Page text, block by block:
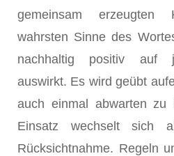
gemeinsam
wahrsten Sinne des
nachhaltig positiv auf
auswirkt. Es wird geübt
auch einmal abwarten zu
Einsatz wechselt sich
Rücksichtnahme. Regeln